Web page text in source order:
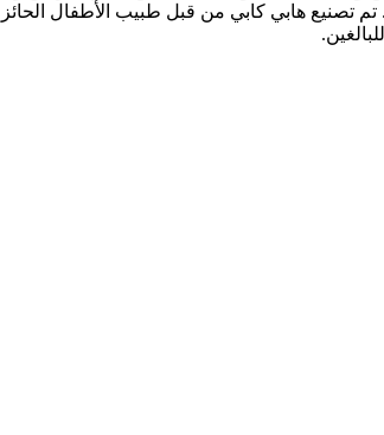
هابي كابي من قبل طبيب الأطفال الحائز